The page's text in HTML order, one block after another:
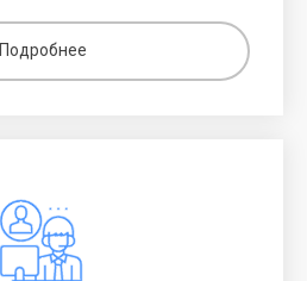
Подробнее